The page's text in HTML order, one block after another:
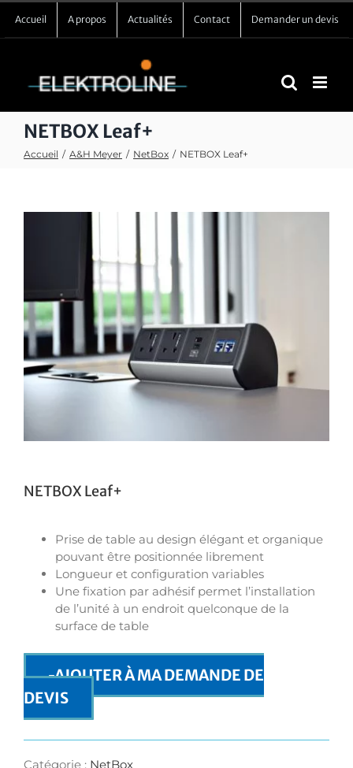
Passer
contenu
Accueil A propos Actualités Contact Demander un devis
NETBOX Leaf+
Accueil / A&H Meyer / NetBox / NETBOX Leaf+
NETBOX Leaf+
Prise de table au design élégant et organique
pouvant être positionnée librement
Longueur et configuration variables
Une fixation par adhésif permet l’installation
de l’unité à un endroit quelconque de la
surface de table
AJOUTER À MA DEMANDE DE
DEVIS
Catégorie : NetBox